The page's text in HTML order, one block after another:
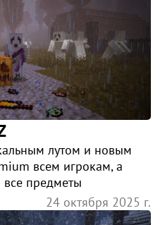
лутом и новым
всем игрокам, а
предметы
24 октября 2025 г.